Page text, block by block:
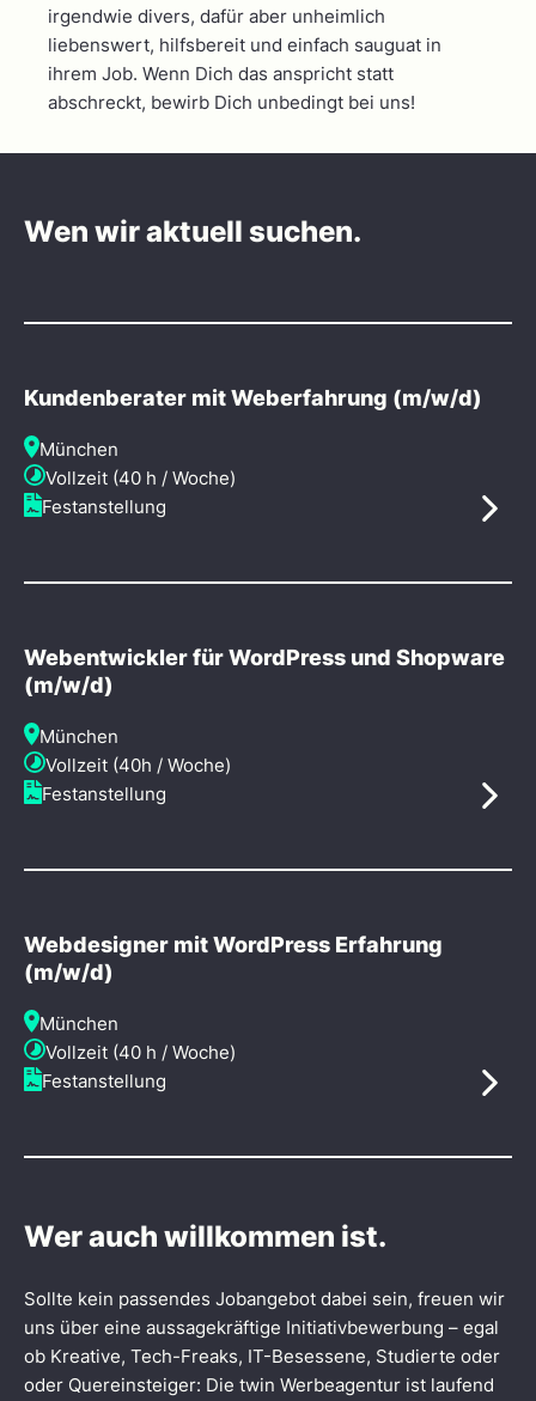
irgendwie divers, dafür aber unheimlich
liebenswert, hilfsbereit und einfach sauguat in
ihrem Job. Wenn Dich das anspricht statt
abschreckt, bewirb Dich unbedingt bei uns!
Wen wir aktuell suchen.
Kundenberater mit Weberfahrung (m/w/d)
München
Vollzeit (40 h / Woche)
Festanstellung
Webentwickler für WordPress und Shopware
(m/w/d)
München
Vollzeit (40h / Woche)
Festanstellung
Webdesigner mit WordPress Erfahrung
(m/w/d)
München
Vollzeit (40 h / Woche)
Festanstellung
Wer auch willkommen ist.
Sollte kein passendes Jobangebot dabei sein, freuen wir
uns über eine aussagekräftige Initiativbewerbung – egal
ob Kreative, Tech-Freaks, IT-Besessene, Studierte oder
oder Quereinsteiger: Die twin Werbeagentur ist laufend